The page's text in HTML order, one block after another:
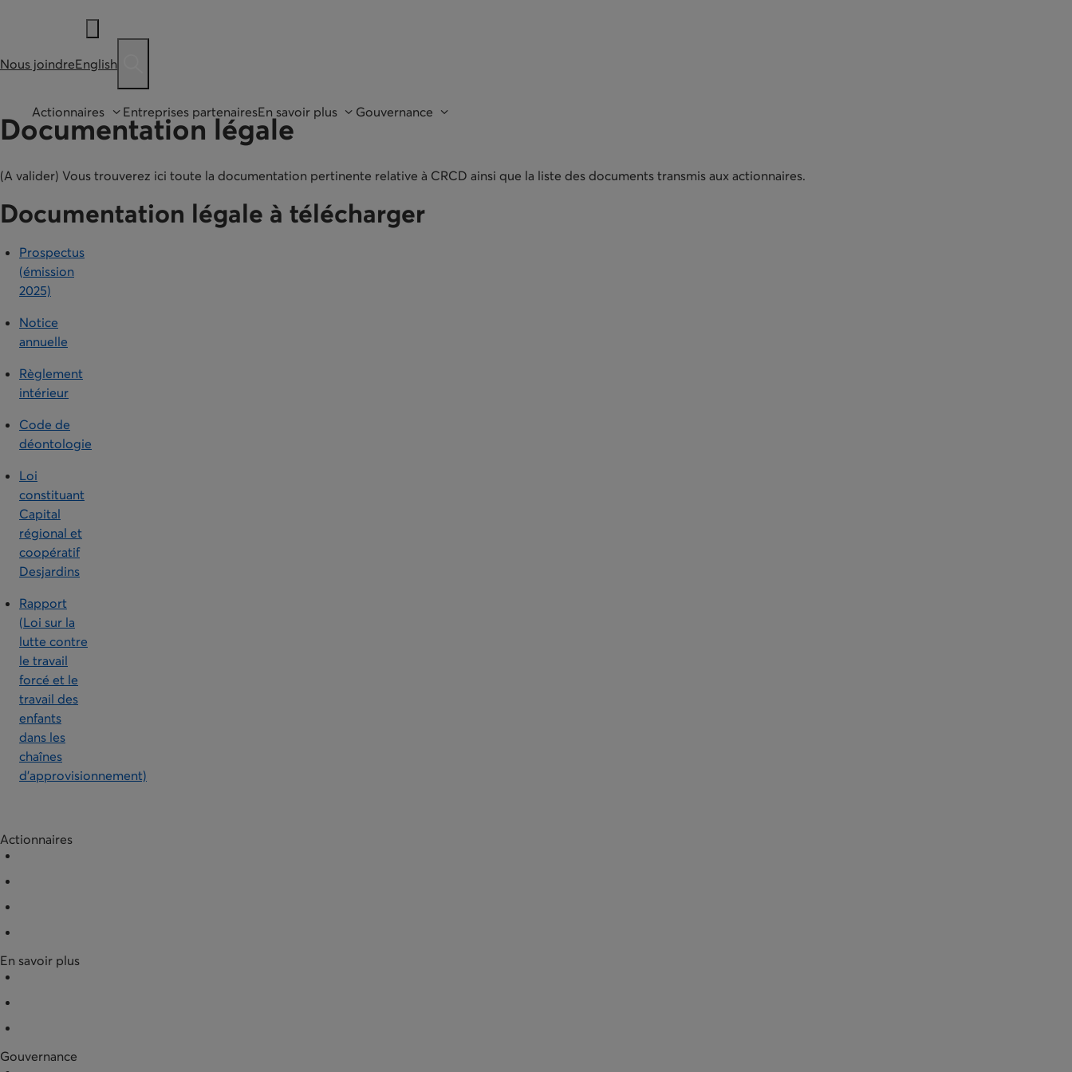
Nous joindreEnglish
Actionnaires Entreprises partenairesEn savoir plus Gouvernance
Documentation légale
(A valider) Vous trouverez ici toute la documentation pertinente relative à CRCD ainsi que la liste des documents transmis aux actionnaires.
Documentation légale à télécharger
Prospectus
(émission
2025)
Notice
annuelle
Règlement
intérieur
Code de
déontologie
Loi
constituant
Capital
régional et
coopératif
Desjardins
Rapport
(Loi sur la
lutte contre
le travail
forcé et le
travail des
enfants
dans les
chaînes
d’approvisionnement)
Actionnaires
En savoir plus
Gouvernance